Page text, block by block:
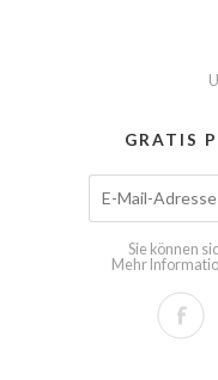
GRATIS
Sie können
Mehr